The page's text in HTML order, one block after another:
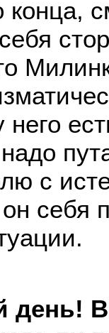
конца,
с
себя
день!